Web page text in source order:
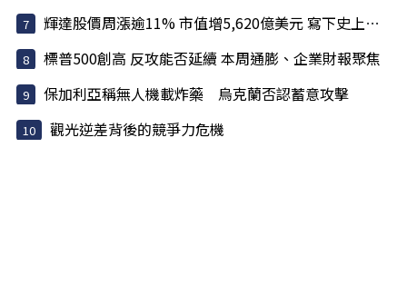
輝達股價周漲逾11% 市值增5,620億美元 寫下史上最大單周...
標普500創高 反攻能否延續 本周通膨、企業財報聚焦
保加利亞稱無人機載炸藥 烏克蘭否認蓄意攻擊
觀光逆差背後的競爭力危機